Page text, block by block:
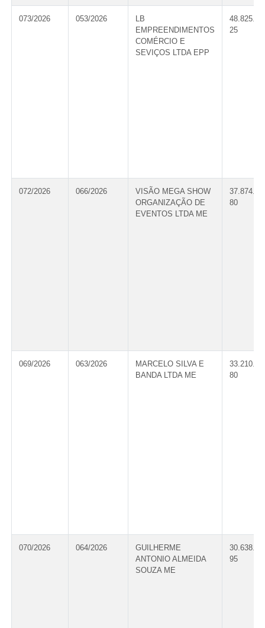
073/2026 053/2026
LB
EMPREENDIMENTOS
COMÉRCIO E
SEVIÇOS LTDA EPP
25
072/2026 066/2026
VISÃO MEGA SHOW
ORGANIZAÇÃO DE
EVENTOS LTDA ME
80
069/2026 063/2026
MARCELO SILVA E
BANDA LTDA ME
80
070/2026 064/2026
GUILHERME
ANTONIO ALMEIDA
SOUZA ME
95